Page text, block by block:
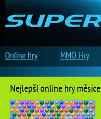
Nejlepší online hry měsíce
Online hry MMO Hry